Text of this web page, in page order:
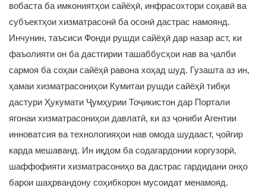
вобаста ба имкониятҳои сайёҳӣ, инфрасохтори соҳавӣ ва
субъектҳои хизматрасонӣ ба осонӣ дастрас намоянд.
Инчунин, таъсиси Фонди рушди сайёҳӣ дар назар аст, ки
фаъолияти он ба дастгирии ташаббусҳои нав ва ҷалби
сармоя ба соҳаи сайёҳӣ равона хоҳад шуд. Гузашта аз ин,
ҳамаи хизматрасониҳои Кумитаи рушди сайёҳӣ тибқи
дастури Ҳукумати Ҷумҳурии Тоҷикистон дар Портали
ягонаи хизматрасониҳои давлатӣ, ки аз ҷониби Агентии
инноватсия ва технологияҳои нав омода шудааст, ҷойгир
карда мешаванд. Ин иқдом ба содагардонии коргузорӣ,
шаффофияти хизматрасониҳо ва дастрас гардидани онҳо
барои шаҳрвандону соҳибкорон мусоидат менамояд.